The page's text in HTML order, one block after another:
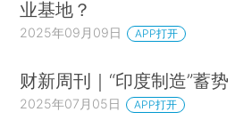
业基地？
2025年09月09日 APP打开
财新周刊｜“印度制造”蓄势
2025年07月05日 APP打开